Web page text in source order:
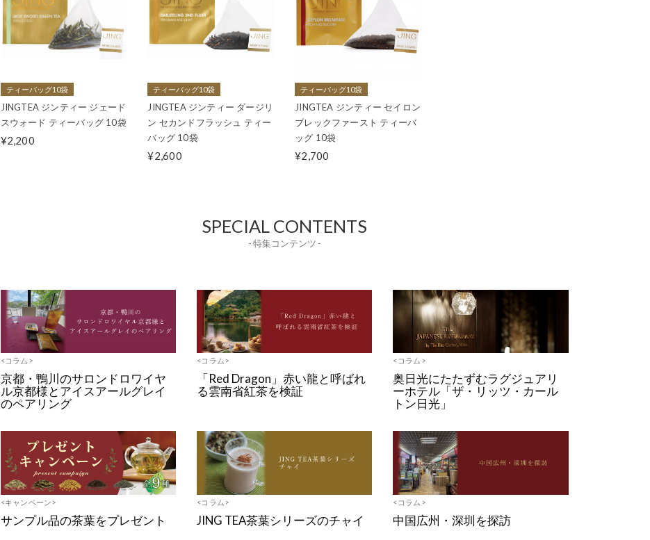
ティーバッグ10袋
JINGTEA ジンティー ジェード
スウォード ティーバッグ 10袋
¥2,200
ティーバッグ10袋
JINGTEA ジンティー ダージリ
ン セカンドフラッシュ ティー
バッグ 10袋
¥2,600
ティーバッグ10袋
JINGTEA ジンティー セイロン
ブレックファースト ティーバ
ッグ 10袋
¥2,700
SPECIAL CONTENTS
- 特集コンテンツ -
<コラム>
京都・鴨川のサロンドロワイヤ
ル京都様とアイスアールグレイ
のペアリング
<コラム>
「Red Dragon」赤い龍と呼ばれ
る雲南省紅茶を検証
<コラム>
奥日光にたたずむラグジュアリ
ーホテル「ザ・リッツ・カール
トン日光」
<キャンペーン>
サンプル品の茶葉をプレゼント
<コラム>
JING TEA茶葉シリーズのチャイ
<コラム>
中国広州・深圳を探訪